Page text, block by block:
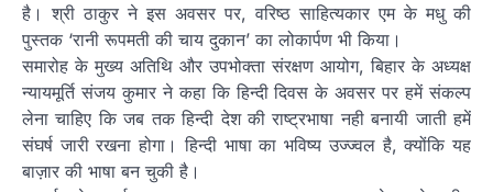
है। श्री ठाकुर ने इस अवसर पर, वरिष्ठ साहित्यकार एम के मधु की
पुस्तक ‘रानी रूपमती की चाय दुकान’ का लोकार्पण भी किया।
समारोह के मुख्य अतिथि और उपभोक्ता संरक्षण आयोग, बिहार के अध्यक्ष
न्यायमूर्ति संजय कुमार ने कहा कि हिन्दी दिवस के अवसर पर हमें संकल्प
लेना चाहिए कि जब तक हिन्दी देश की राष्ट्रभाषा नही बनायी जाती हमें
संघर्ष जारी रखना होगा। हिन्दी भाषा का भविष्य उज्ज्वल है, क्योंकि यह
बाज़ार की भाषा बन चुकी है।